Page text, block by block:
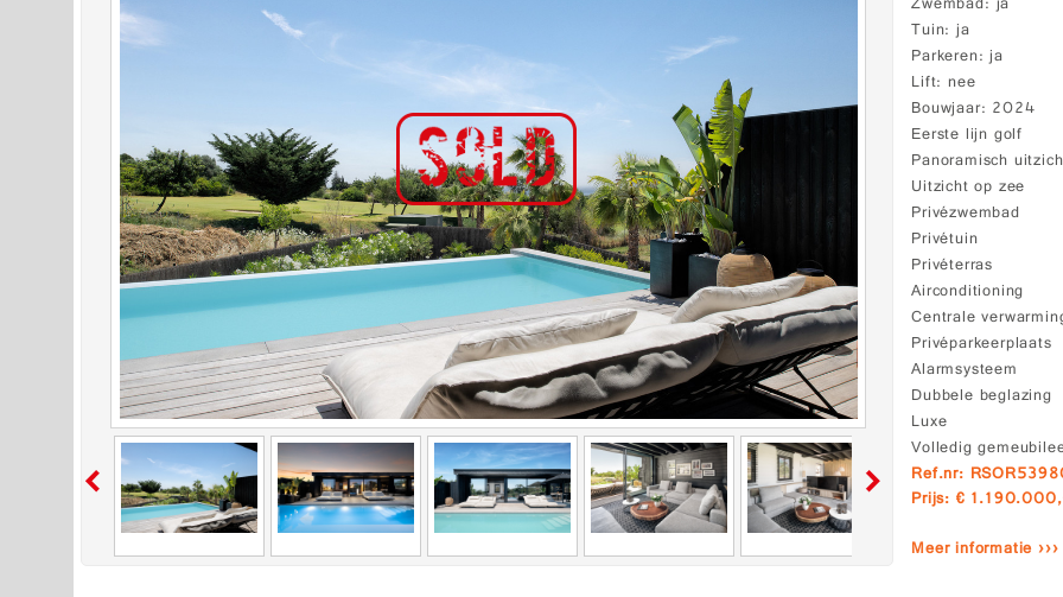
Tuin ja
Parkeren ja
Lift nee
Bouwjaar 2024
Eerste lijn golf
Panoramisch
Uitzicht op zee
Privézwembad
Privétuin
Privéterras
Airconditioning
Centrale
Privéparkeerplaats
Alarmsysteem
Dubbele beglazing
Luxe
Volledig
Ref.nr:
Prijs: €
Meer informatie ›››